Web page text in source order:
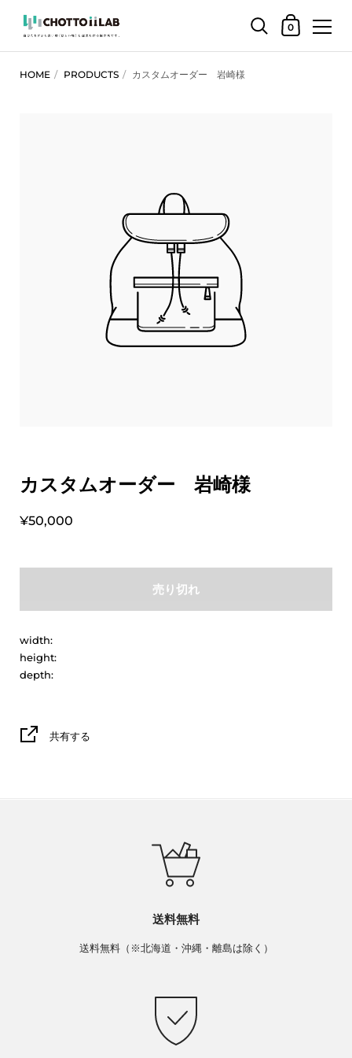
ショッピング
0
HOME / PRODUCTS / カスタムオーダー 岩崎様
カスタムオーダー 岩崎様
¥50,000
売り切れ
width:
height:
depth:
共有する
送料無料
送料無料（※北海道・沖縄・離島は除く）